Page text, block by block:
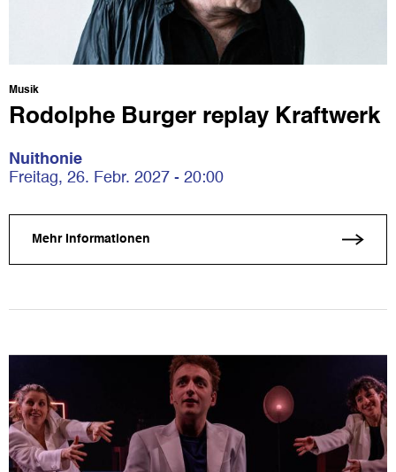
Musik
Rodolphe Burger replay Kraftwerk
Nuithonie
Freitag, 26. Febr. 2027 - 20:00
Mehr Informationen